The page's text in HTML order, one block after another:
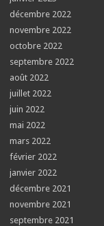
décembre 2022
novembre 2022
octobre 2022
septembre 2022
août 2022
juillet 2022
juin 2022
mai 2022
mars 2022
février 2022
janvier 2022
décembre 2021
novembre 2021
septembre 2021